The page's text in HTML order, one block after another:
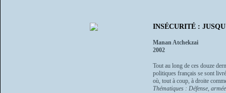
INSÉCURITÉ :
Manan Atchekzai
2002
Tout au long de ces douze
politiques français se sont
où, tout à coup, à droite
Thématiques : Défense,